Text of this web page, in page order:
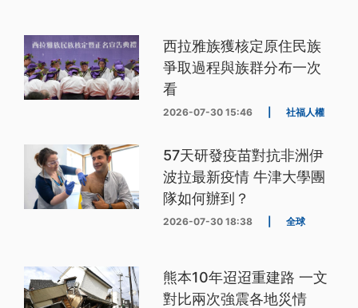
西拉雅族獲核定原住民族
爭取過程與族群分布一次
看
2026-07-30 15:46 社福人權
57天研發疫苗對抗非洲伊
波拉最新疫情 牛津大學團
隊如何辦到？
2026-07-30 18:38 全球
熊本10年迢迢重建路 一文
對比兩次強震各地災情